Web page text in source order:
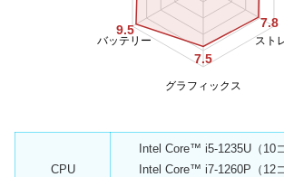
7.8
7.5
9.5
スト
グラフィックス
バッテリー
CPU
Intel Core™ i5-1235U（10
Intel Core™ i7-1260P（12